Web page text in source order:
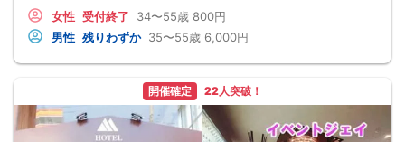
女性 受付終了 34〜55歳 800円
男性 残りわずか 35〜55歳 6,000円
開催確定 22人突破！